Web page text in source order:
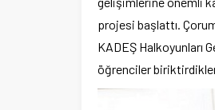
projesi başlattı.
KADEŞ Halkoyunları
öğrenciler